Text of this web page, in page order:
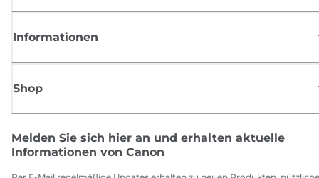
Informationen
Shop
Melden Sie sich hier an und erhalten aktuelle
Informationen von Canon